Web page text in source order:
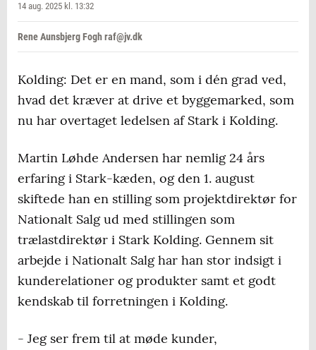
14 aug. 2025 kl. 13:32
Rene Aunsbjerg Fogh raf@jv.dk
Kolding: Det er en mand, som i dén grad ved,
hvad det kræver at drive et byggemarked, som
nu har overtaget ledelsen af Stark i Kolding.
Martin Løhde Andersen har nemlig 24 års
erfaring i Stark-kæden, og den 1. august
skiftede han en stilling som projektdirektør for
Nationalt Salg ud med stillingen som
trælastdirektør i Stark Kolding. Gennem sit
arbejde i Nationalt Salg har han stor indsigt i
kunderelationer og produkter samt et godt
kendskab til forretningen i Kolding.
- Jeg ser frem til at møde kunder,